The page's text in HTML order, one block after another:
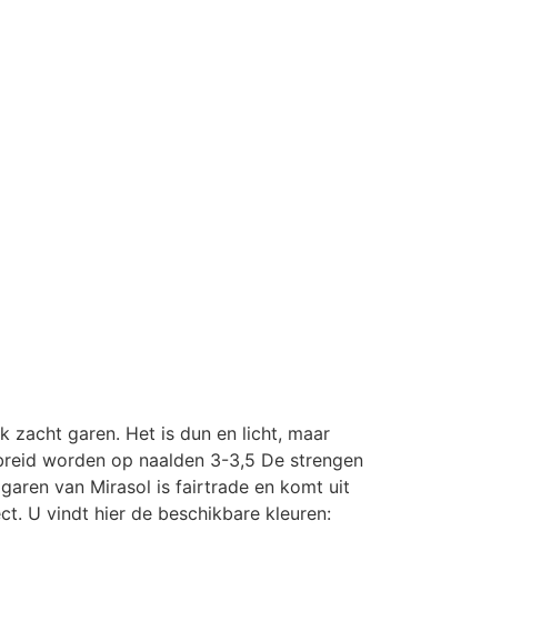
zacht garen. Het is dun en licht, maar
worden op naalden 3-3,5 De strengen
van Mirasol is fairtrade en komt uit
U vindt hier de beschikbare kleuren: